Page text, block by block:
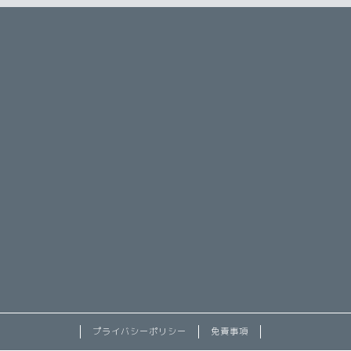
プライバシーポリシー 免責事項